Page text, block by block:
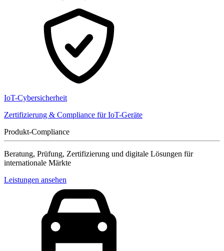
IoT-Cybersicherheit
Zertifizierung & Compliance für IoT-Geräte
Produkt-Compliance
Beratung, Prüfung, Zertifizierung und digitale Lösungen für
internationale Märkte
Leistungen ansehen